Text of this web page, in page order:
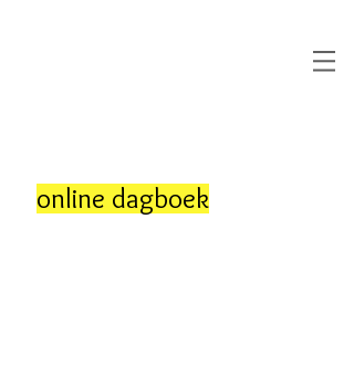
online dagboek